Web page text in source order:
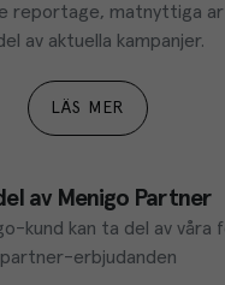
reportage, matnyttiga
av aktuella kampanjer.
LÄS MER
av Menigo Partner
kund kan ta del av våra
partner-erbjudanden